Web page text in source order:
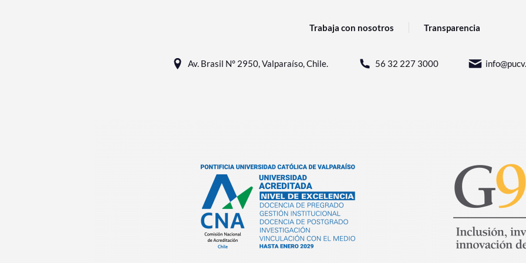
Trabaja con nosotros Transparencia
Av. Brasil N° 2950, Valparaíso, Chile. 56 32 227 3000